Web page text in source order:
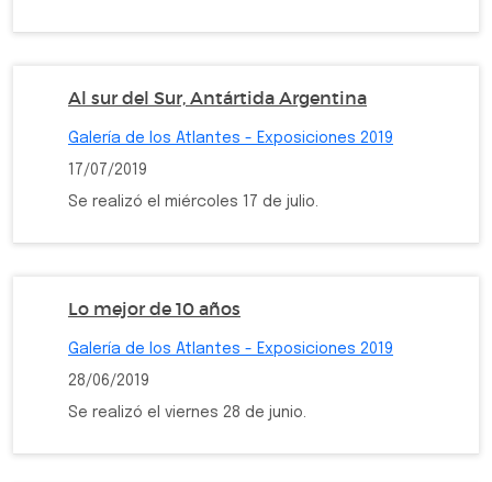
Al sur del Sur, Antártida Argentina
Galería de los Atlantes - Exposiciones 2019
17/07/2019
Se realizó el miércoles 17 de julio.
Lo mejor de 10 años
Galería de los Atlantes - Exposiciones 2019
28/06/2019
Se realizó el viernes 28 de junio.